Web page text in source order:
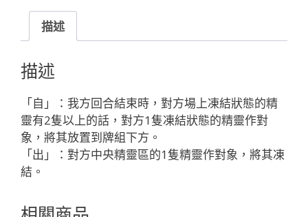
ド
イ
ズ
ス
ノ
ミ
ュ
「藍
色
精
描述
描述
「自」：我方回合結束時，對方場上凍結狀態的精
靈有2隻以上的話，對方1隻凍結狀態的精靈作對
象，將其放置到牌組下方。
「出」：對方中央精靈區的1隻精靈作對象，將其凍
結。